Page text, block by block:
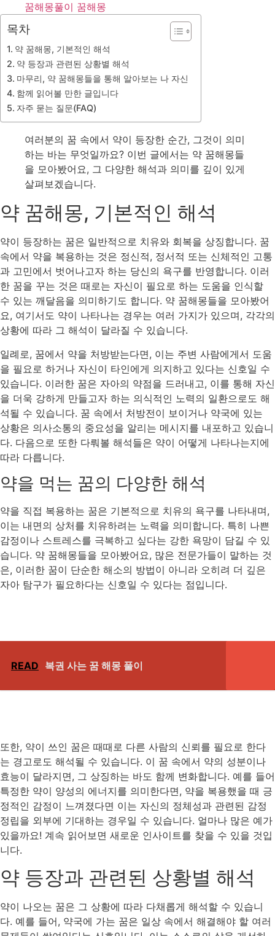
꿈해몽풀이 꿈해몽
목차
약 꿈해몽, 기본적인 해석
약 등장과 관련된 상황별 해석
마무리, 약 꿈해몽들을 통해 알아보는 나 자신
함께 읽어볼 만한 글입니다
자주 묻는 질문(FAQ)
여러분의 꿈 속에서 약이 등장한 순간, 그것이 의미
하는 바는 무엇일까요? 이번 글에서는 약 꿈해몽들
을 모아봤어요, 그 다양한 해석과 의미를 깊이 있게
살펴보겠습니다.
약 꿈해몽, 기본적인 해석
약이 등장하는 꿈은 일반적으로 치유와 회복을 상징합니다. 꿈
속에서 약을 복용하는 것은 정신적, 정서적 또는 신체적인 고통
과 고민에서 벗어나고자 하는 당신의 욕구를 반영합니다. 이러
한 꿈을 꾸는 것은 때로는 자신이 필요로 하는 도움을 인식할
수 있는 깨달음을 의미하기도 합니다. 약 꿈해몽들을 모아봤어
요, 여기서도 약이 나타나는 경우는 여러 가지가 있으며, 각각의
상황에 따라 그 해석이 달라질 수 있습니다.
일례로, 꿈에서 약을 처방받는다면, 이는 주변 사람에게서 도움
을 필요로 하거나 자신이 타인에게 의지하고 있다는 신호일 수
있습니다. 이러한 꿈은 자아의 약점을 드러내고, 이를 통해 자신
을 더욱 강하게 만들고자 하는 의식적인 노력의 일환으로도 해
석될 수 있습니다. 꿈 속에서 처방전이 보이거나 약국에 있는
상황은 의사소통의 중요성을 알리는 메시지를 내포하고 있습니
다. 다음으로 또한 다뤄볼 해석들은 약이 어떻게 나타나는지에
따라 다릅니다.
약을 먹는 꿈의 다양한 해석
약을 직접 복용하는 꿈은 기본적으로 치유의 욕구를 나타내며,
이는 내면의 상처를 치유하려는 노력을 의미합니다. 특히 나쁜
감정이나 스트레스를 극복하고 싶다는 강한 욕망이 담길 수 있
습니다. 약 꿈해몽들을 모아봤어요, 많은 전문가들이 말하는 것
은, 이러한 꿈이 단순한 해소의 방법이 아니라 오히려 더 깊은
자아 탐구가 필요하다는 신호일 수 있다는 점입니다.
READ 복권 사는 꿈 해몽 풀이
또한, 약이 쓰인 꿈은 때때로 다른 사람의 신뢰를 필요로 한다
는 경고로도 해석될 수 있습니다. 이 꿈 속에서 약의 성분이나
효능이 달라지면, 그 상징하는 바도 함께 변화합니다. 예를 들어
특정한 약이 양성의 에너지를 의미한다면, 약을 복용했을 때 긍
정적인 감정이 느껴졌다면 이는 자신의 정체성과 관련된 감정
정립을 외부에 기대하는 경우일 수 있습니다. 얼마나 많은 예가
있을까요! 계속 읽어보면 새로운 인사이트를 찾을 수 있을 것입
니다.
약 등장과 관련된 상황별 해석
약이 나오는 꿈은 그 상황에 따라 다채롭게 해석할 수 있습니
다. 예를 들어, 약국에 가는 꿈은 일상 속에서 해결해야 할 여러